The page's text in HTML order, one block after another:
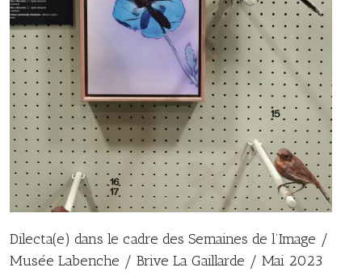
Dilecta(e) dans le cadre des Semaines de l’Image /
Musée Labenche / Brive La Gaillarde / Mai 2023